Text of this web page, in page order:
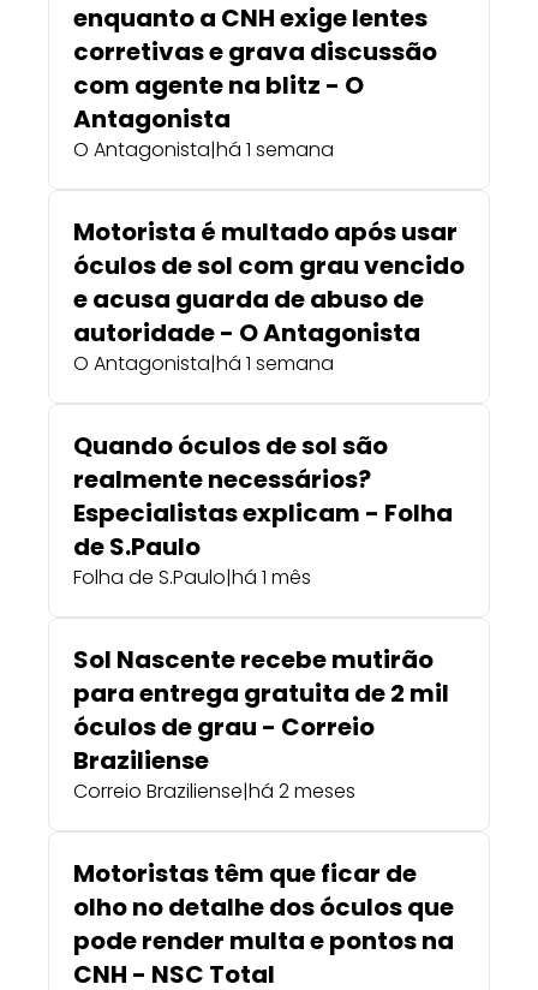
enquanto a CNH exige lentes
corretivas e grava discussão
com agente na blitz - O
Antagonista
O Antagonista|há 1 semana
Motorista é multado após usar
óculos de sol com grau vencido
e acusa guarda de abuso de
autoridade - O Antagonista
O Antagonista|há 1 semana
Quando óculos de sol são
realmente necessários?
Especialistas explicam - Folha
de S.Paulo
Folha de S.Paulo|há 1 mês
Sol Nascente recebe mutirão
para entrega gratuita de 2 mil
óculos de grau - Correio
Braziliense
Correio Braziliense|há 2 meses
Motoristas têm que ficar de
olho no detalhe dos óculos que
pode render multa e pontos na
CNH - NSC Total